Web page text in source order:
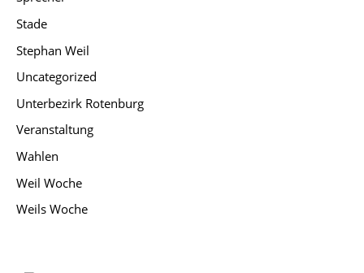
Stade
Stephan Weil
Uncategorized
Unterbezirk Rotenburg
Veranstaltung
Wahlen
Weil Woche
Weils Woche